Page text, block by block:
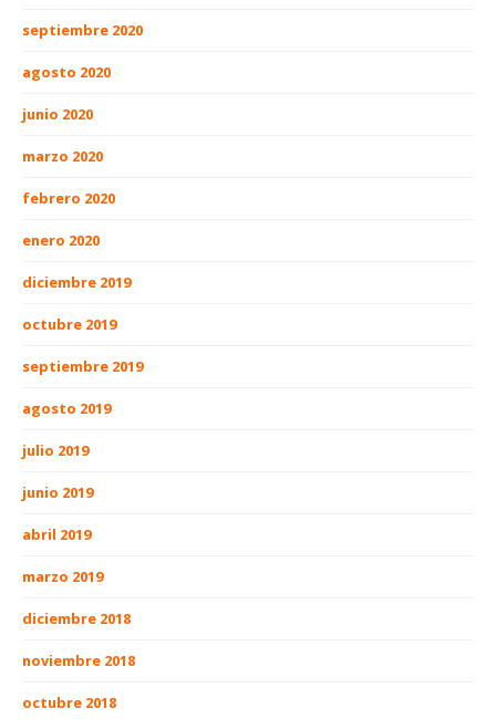
septiembre 2020
agosto 2020
junio 2020
marzo 2020
febrero 2020
enero 2020
diciembre 2019
octubre 2019
septiembre 2019
agosto 2019
julio 2019
junio 2019
abril 2019
marzo 2019
diciembre 2018
noviembre 2018
octubre 2018